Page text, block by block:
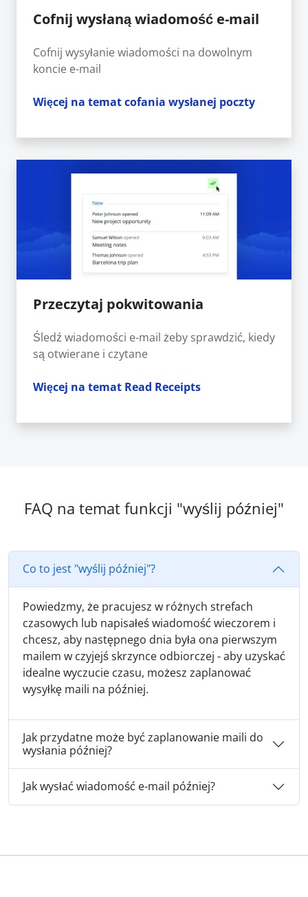
Cofnij wysłaną wiadomość e-mail
Cofnij wysyłanie wiadomości na dowolnym
koncie e-mail
Więcej na temat cofania wysłanej poczty
Przeczytaj pokwitowania
Śledź wiadomości e-mail żeby sprawdzić, kiedy
są otwierane i czytane
Więcej na temat Read Receipts
FAQ na temat funkcji "wyślij później"
Co to jest "wyślij później"?
Powiedzmy, że pracujesz w różnych strefach
czasowych lub napisałeś wiadomość wieczorem i
chcesz, aby następnego dnia była ona pierwszym
mailem w czyjejś skrzynce odbiorczej - aby uzyskać
idealne wyczucie czasu, możesz zaplanować
wysyłkę maili na później.
Jak przydatne może być zaplanowanie maili do
wysłania później?
Jak wysłać wiadomość e-mail później?